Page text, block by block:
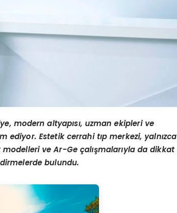
modern altyapısı, uzman ekipleri ve
ediyor. Estetik cerrahi tıp merkezi, yalnızca
modelleri ve Ar-Ge çalışmalarıyla da dikkat
bulundu.